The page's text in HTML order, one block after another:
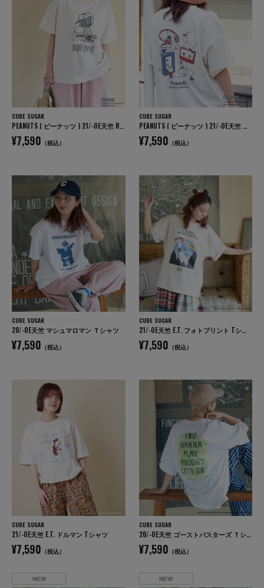
CUBE SUGAR
PEANUTS ( ピーナッツ ) 21/-OE天竺 Royanne プリント Tシャツ
¥7,590 （税込）
CUBE SUGAR
PEANUTS ( ピーナッツ ) 21/-OE天竺 ミュージック Tシャツ
¥7,590 （税込）
CUBE SUGAR
20/-OE天竺 マシュマロマン Ｔシャツ
¥7,590 （税込）
CUBE SUGAR
21/-OE天竺 E.T. フォトプリント Tシャツ
¥7,590 （税込）
CUBE SUGAR
21/-OE天竺 E.T. ドルマン Tシャツ
¥7,590 （税込）
CUBE SUGAR
20/-OE天竺 ゴーストバスターズ Ｔシャツ
¥7,590 （税込）
NEW NEW